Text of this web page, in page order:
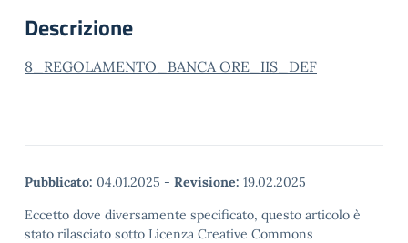
Descrizione
8_REGOLAMENTO_BANCA ORE_IIS_DEF
Pubblicato: 04.01.2025 - Revisione: 19.02.2025
Eccetto dove diversamente specificato, questo articolo è
stato rilasciato sotto Licenza Creative Commons